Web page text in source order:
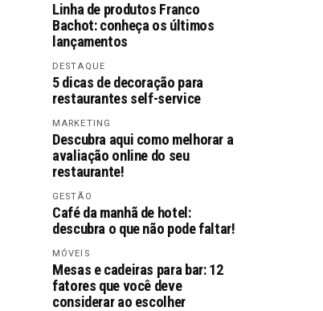
Linha de produtos Franco
Bachot: conheça os últimos
lançamentos
DESTAQUE
5 dicas de decoração para
restaurantes self-service
MARKETING
Descubra aqui como melhorar a
avaliação online do seu
restaurante!
GESTÃO
Café da manhã de hotel:
descubra o que não pode faltar!
MÓVEIS
Mesas e cadeiras para bar: 12
fatores que você deve
considerar ao escolher